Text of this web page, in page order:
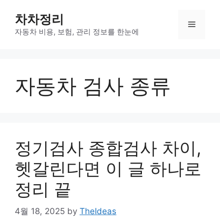
content
차차정리
자동차 비용, 보험, 관리 정보를 한눈에
Menu
자동차 검사 종류
정기검사 종합검사 차이,
헷갈린다면 이 글 하나로
정리 끝
4월 18, 2025 by TheIdeas